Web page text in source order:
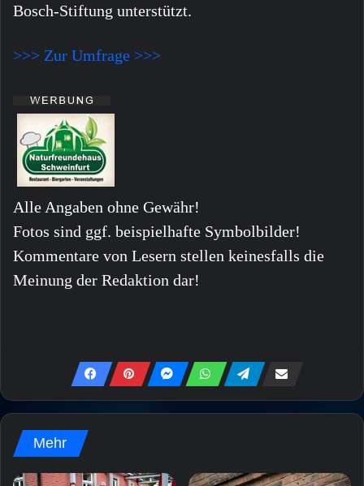
Bosch-Stiftung unterstützt.
>>> Zur Umfrage >>>
Alle Angaben ohne Gewähr!
Fotos sind ggf. beispielhafte Symbolbilder!
Kommentare von Lesern stellen keinesfalls die
Meinung der Redaktion dar!
Mehr